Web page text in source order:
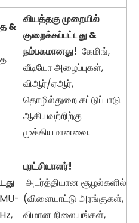
&
வியத்தகு முறையில்
குறைக்கப்பட்டது &
நம்பகமானது! கேமிங்,
வீடியோ அழைப்புகள்,
விஆர்/ஏஆர்,
தொழில்துறை கட்டுப்பாடு
ஆகியவற்றிற்கு
முக்கியமானவை.
புரட்சியாளர்!
அடர்த்தியான சூழல்களில்
(விளையாட்டு அரங்குகள்,
விமான நிலையங்கள்,